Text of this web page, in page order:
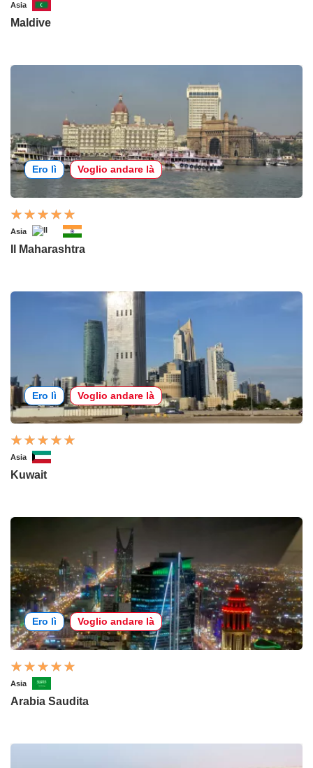
Asia
Maldive
Ero lì Voglio andare là
Asia
Il Maharashtra
Ero lì Voglio andare là
Asia
Kuwait
Ero lì Voglio andare là
Asia
Arabia Saudita